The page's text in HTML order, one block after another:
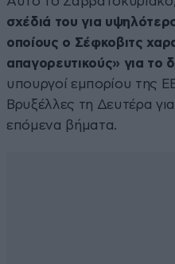
σχέδιά του για
οποίους ο Σέφκοβιτς
απαγορευτικούς» για το
υπουργοί εμπορίου της
Βρυξέλλες τη Δευτέρα
επόμενα βήματα.